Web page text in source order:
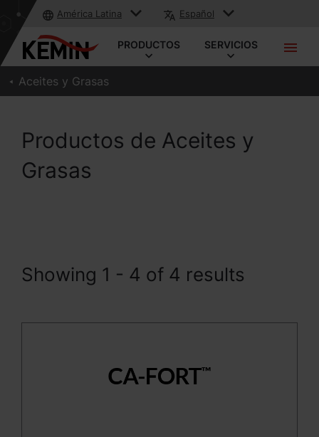
América Latina Español
PRODUCTOS SERVICIOS
Aceites y Grasas
Productos de Aceites y
Grasas
Showing 1 - 4 of 4 results